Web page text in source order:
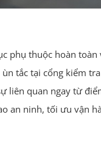
phụ thuộc hoàn
tắc tại cổng kiểm
liên quan ngay từ
an ninh, tối ưu vận